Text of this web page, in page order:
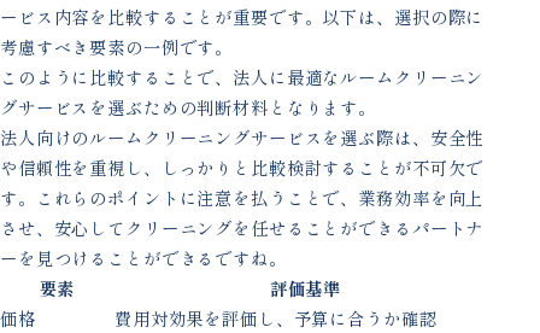
ービス内容を比較することが重要です。以下は、選択の際に
考慮すべき要素の一例です。
このように比較することで、法人に最適なルームクリーニン
グサービスを選ぶための判断材料となります。
法人向けのルームクリーニングサービスを選ぶ際は、安全性
や信頼性を重視し、しっかりと比較検討することが不可欠で
す。これらのポイントに注意を払うことで、業務効率を向上
させ、安心してクリーニングを任せることができるパートナ
ーを見つけることができるですね。
要素
評価基準
価格
費用対効果を評価し、予算に合うか確認